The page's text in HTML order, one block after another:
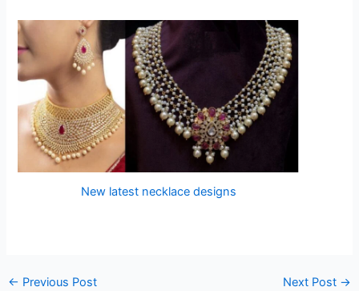
New latest necklace designs
← Previous Post Next Post →